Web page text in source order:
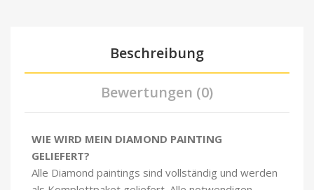
Beschreibung
Bewertungen (0)
WIE WIRD MEIN DIAMOND PAINTING
GELIEFERT?
Alle Diamond paintings sind vollständig und werden